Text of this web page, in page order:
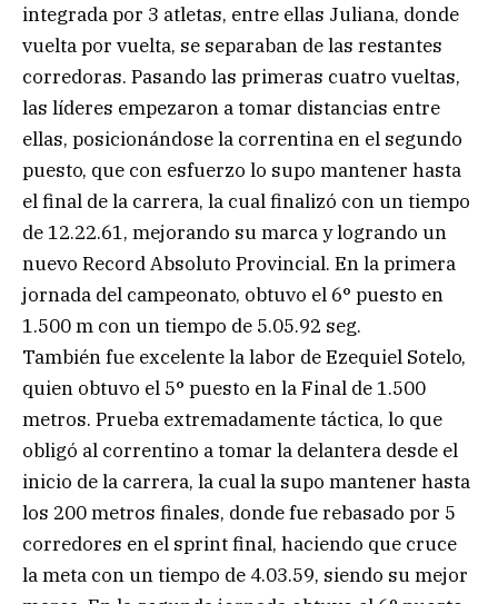
integrada por 3 atletas, entre ellas Juliana, donde
vuelta por vuelta, se separaban de las restantes
corredoras. Pasando las primeras cuatro vueltas,
las líderes empezaron a tomar distancias entre
ellas, posicionándose la correntina en el segundo
puesto, que con esfuerzo lo supo mantener hasta
el final de la carrera, la cual finalizó con un tiempo
de 12.22.61, mejorando su marca y logrando un
nuevo Record Absoluto Provincial. En la primera
jornada del campeonato, obtuvo el 6° puesto en
1.500 m con un tiempo de 5.05.92 seg.
También fue excelente la labor de Ezequiel Sotelo,
quien obtuvo el 5° puesto en la Final de 1.500
metros. Prueba extremadamente táctica, lo que
obligó al correntino a tomar la delantera desde el
inicio de la carrera, la cual la supo mantener hasta
los 200 metros finales, donde fue rebasado por 5
corredores en el sprint final, haciendo que cruce
la meta con un tiempo de 4.03.59, siendo su mejor